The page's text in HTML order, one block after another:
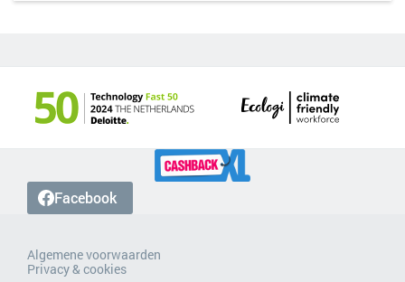
Facebook
Algemene voorwaarden
Privacy & cookies